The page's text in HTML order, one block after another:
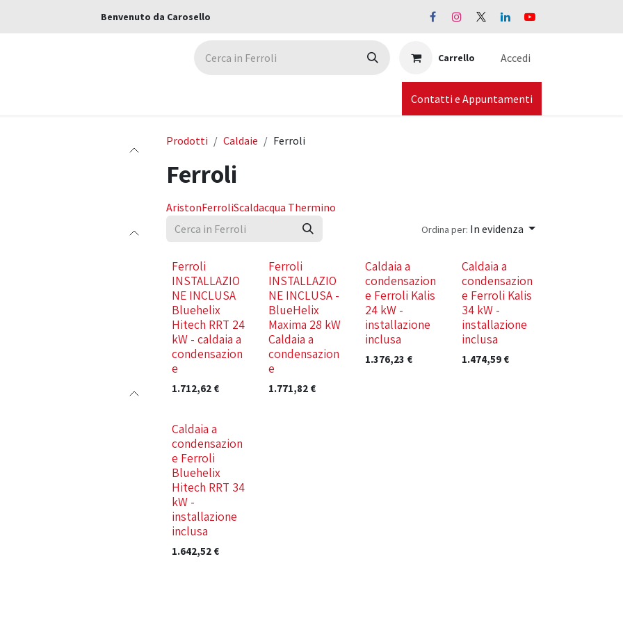
Benvenuto da Carosello
Carrello Accedi
Contatti e Appuntamenti
Prodotti Caldaie Ferroli
Ferroli
AristonFerroliScaldacqua Thermino
Ordina per: In evidenza
Nuovo!
Ferroli
INSTALLAZIO
NE INCLUSA
Bluehelix
Hitech RRT 24
kW - caldaia a
condensazion
e
1.712,62 €
Nuovo!
Ferroli
INSTALLAZIO
NE INCLUSA -
BlueHelix
Maxima 28 kW
Caldaia a
condensazion
e
1.771,82€
Nuovo!
Caldaia a
condensazion
e Ferroli Kalis
24 kW -
installazione
inclusa
1.376,23 €
Nuovo!
Caldaia a
condensazion
e Ferroli Kalis
34 kW -
installazione
inclusa
1.474,59€
Nuovo!
Caldaia a
condensazion
e Ferroli
Bluehelix
Hitech RRT 34
kW -
installazione
inclusa
1.642,52 €